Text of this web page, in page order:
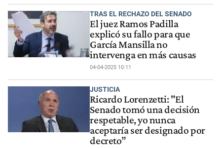
TRAS EL RECHAZO DEL SENADO
El juez Ramos Padilla
explicó su fallo para que
García Mansilla no
intervenga en más causas
04-04-2025 10:11
JUSTICIA
Ricardo Lorenzetti: "El
Senado tomó una decisión
respetable, yo nunca
aceptaría ser designado por
decreto”